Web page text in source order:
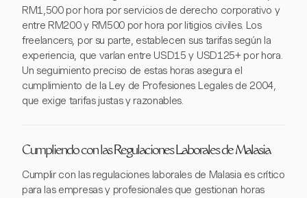
RM1,500 por hora por servicios de derecho corporativo y
entre RM200 y RM500 por hora por litigios civiles. Los
freelancers, por su parte, establecen sus tarifas según la
experiencia, que varían entre USD15 y USD125+ por hora.
Un seguimiento preciso de estas horas asegura el
cumplimiento de la Ley de Profesiones Legales de 2004,
que exige tarifas justas y razonables.
Cumpliendo con las Regulaciones Laborales de Malasia
Cumplir con las regulaciones laborales de Malasia es crítico
para las empresas y profesionales que gestionan horas